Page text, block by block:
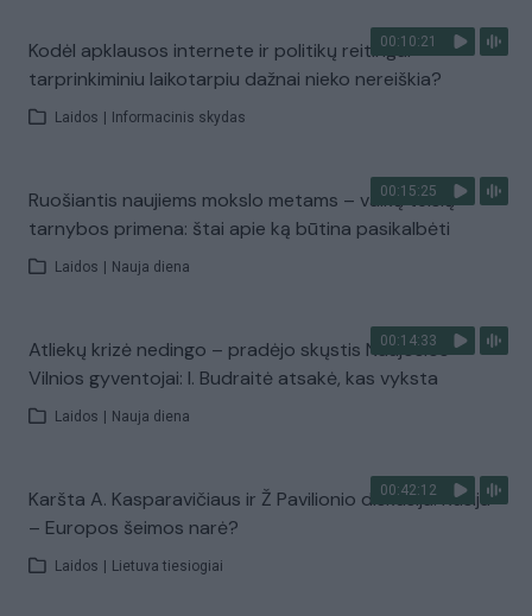
00:10:21
Kodėl apklausos internete ir politikų reitingai
tarprinkiminiu laikotarpiu dažnai nieko nereiškia?
Laidos Informacinis skydas
00:15:25
Ruošiantis naujiems mokslo metams – vaikų teisių
tarnybos primena: štai apie ką būtina pasikalbėti
Laidos Nauja diena
00:14:33
Atliekų krizė nedingo – pradėjo skųstis Naujosios
Vilnios gyventojai: I. Budraitė atsakė, kas vyksta
Laidos Nauja diena
00:42:12
Karšta A. Kasparavičiaus ir Ž Pavilionio diskusija: Rusija
– Europos šeimos narė?
Laidos Lietuva tiesiogiai